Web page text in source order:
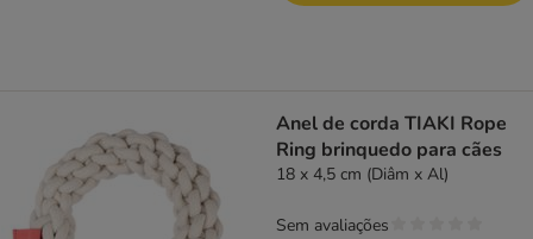
Anel de corda TIAKI Rope
Ring brinquedo para cães
18 x 4,5 cm (Diâm x Al)
Sem avaliações